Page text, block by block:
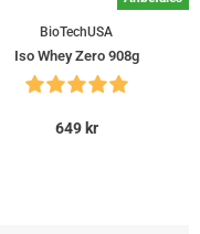
BioTechUSA
Iso Whey Zero 908g
649 kr